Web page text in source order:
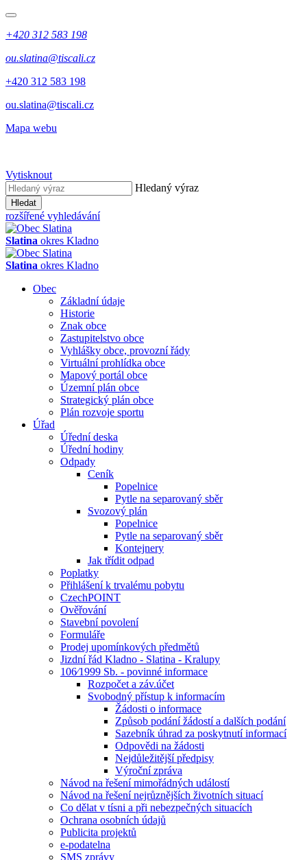
+420 312 583 198
ou.slatina@tiscali.cz
+420 312 583 198
ou.slatina@tiscali.cz
Mapa webu
Vytisknout
Hledaný výraz
Hledat
rozšířené vyhledávání
Slatina okres Kladno
Slatina okres Kladno
Obec
Základní údaje
Historie
Znak obce
Zastupitelstvo obce
Vyhlášky obce, provozní řády
Virtuální prohlídka obce
Mapový portál obce
Územní plán obce
Strategický plán obce
Plán rozvoje sportu
Úřad
Úřední deska
Úřední hodiny
Odpady
Ceník
Popelnice
Pytle na separovaný sběr
Svozový plán
Popelnice
Pytle na separovaný sběr
Kontejnery
Jak třídit odpad
Poplatky
Přihlášení k trvalému pobytu
CzechPOINT
Ověřování
Stavební povolení
Formuláře
Prodej upomínkových předmětů
Jizdní řád Kladno - Slatina - Kralupy
106⁄1999 Sb. - povinné informace
Rozpočet a záv.účet
Svobodný přístup k informacím
Žádosti o informace
Způsob podání žádostí a dalších podání
Sazebník úhrad za poskytnutí informací
Odpovědi na žádosti
Nejdůležitější předpisy
Výroční zpráva
Návod na řešení mimořádných událostí
Návod na řešení nejrůznějších životních situací
Co dělat v tísni a při nebezpečných situacích
Ochrana osobních údajů
Publicita projektů
e-podatelna
SMS zprávy